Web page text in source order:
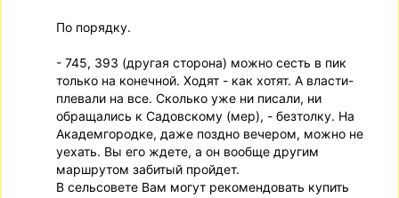
По порядку.
- 745, 393 (другая сторона) можно сесть в пик
только на конечной. Ходят - как хотят. А власти-
плевали на все. Сколько уже ни писали, ни
обращались к Садовскому (мер), - безтолку. На
Академгородке, даже поздно вечером, можно не
уехать. Вы его ждете, а он вообще другим
маршрутом забитый пройдет.
В сельсовете Вам могут рекомендовать купить